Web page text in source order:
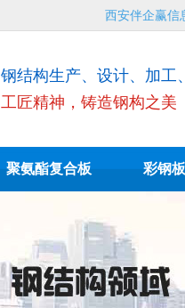
西安伴企赢信
钢结构生产、设计、加工
工匠精神，铸造钢构之美
聚氨酯复合板 彩钢板